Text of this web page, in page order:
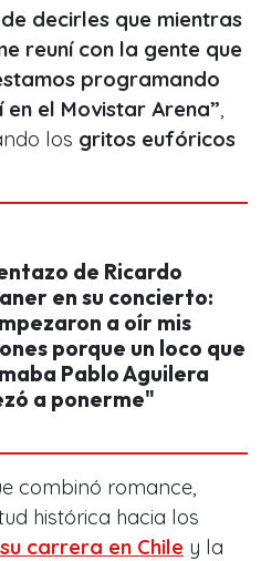
decirles que mientras
reuní con la gente que
programando
el Movistar Arena”,
los gritos eufóricos
de Ricardo
en su concierto:
a oír mis
porque un loco que
Pablo Aguilera
a ponerme"
combinó romance,
histórica hacia los
carrera en Chile y la